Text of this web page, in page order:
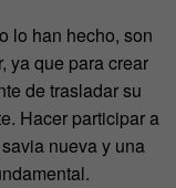
lo han hecho, son
ya que para crear
de trasladar su
Hacer participar a
nueva y una